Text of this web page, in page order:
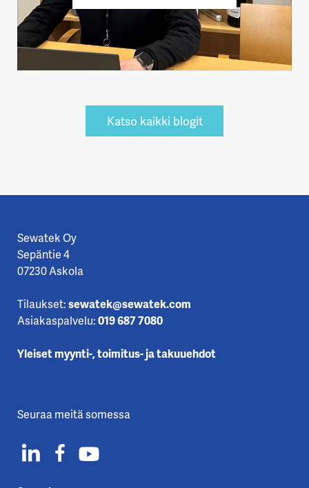
Katso kaikki blogit
Sewatek Oy
Sepäntie 4
07230 Askola
Tilaukset:sewatek@sewatek.com
Asiakaspalvelu:019 687 7080
Yleiset myynti-, toimitus- ja takuuehdot
Seuraa meitä somessa